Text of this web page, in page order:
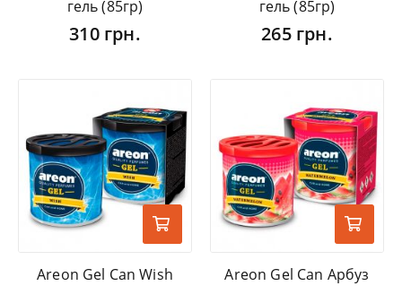
гель (85гр)
310 грн.
гель (85гр)
265 грн.
Areon Gel Can Wish
Areon Gel Can Арбуз